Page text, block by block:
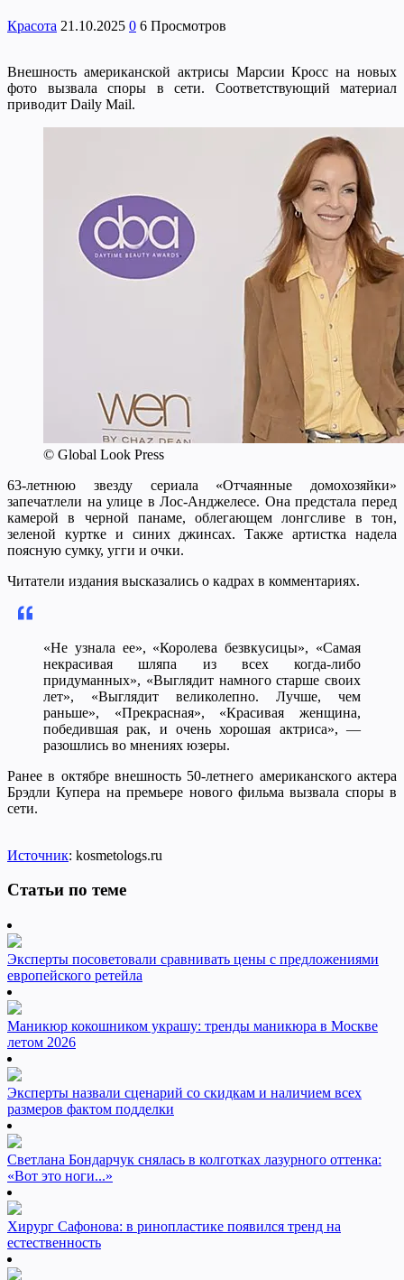
Красота 21.10.2025 0 6 Просмотров
Внешность американской актрисы Марсии Кросс на новых
фото вызвала споры в сети. Соответствующий материал
приводит Daily Mail.
© Global Look Press
63-летнюю звезду сериала «Отчаянные домохозяйки»
запечатлели на улице в Лос-Анджелесе. Она предстала перед
камерой в черной панаме, облегающем лонгсливе в тон,
зеленой куртке и синих джинсах. Также артистка надела
поясную сумку, угги и очки.
Читатели издания высказались о кадрах в комментариях.
«Не узнала ее», «Королева безвкусицы», «Самая
некрасивая шляпа из всех когда-либо
придуманных», «Выглядит намного старше своих
лет», «Выглядит великолепно. Лучше, чем
раньше», «Прекрасная», «Красивая женщина,
победившая рак, и очень хорошая актриса», —
разошлись во мнениях юзеры.
Ранее в октябре внешность 50-летнего американского актера
Брэдли Купера на премьере нового фильма вызвала споры в
сети.
Источник: kosmetologs.ru
Статьи по теме
Эксперты посоветовали сравнивать цены с предложениями
европейского ретейла
Маникюр кокошником украшу: тренды маникюра в Москве
летом 2026
Эксперты назвали сценарий со скидкам и наличием всех
размеров фактом подделки
Светлана Бондарчук снялась в колготках лазурного оттенка:
«Вот это ноги...»
Хирург Сафонова: в ринопластике появился тренд на
естественность